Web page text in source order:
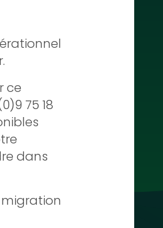
ce
75 18
dans
migration